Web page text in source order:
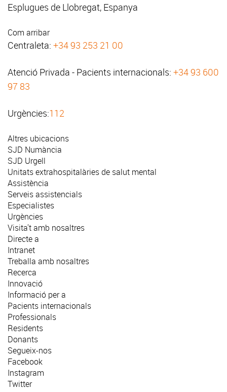
Esplugues de Llobregat, Espanya
Com arribar
Centraleta: +34 93 253 21 00
Atenció Privada - Pacients internacionals: +34 93 600
97 83
Urgències:112
Altres ubicacions
SJD Numància
SJD Urgell
Unitats extrahospitalàries de salut mental
Assistència
Serveis assistencials
Especialistes
Urgències
Visita't amb nosaltres
Directe a
Intranet
Treballa amb nosaltres
Recerca
Innovació
Informació per a
Pacients internacionals
Professionals
Residents
Donants
Segueix-nos
Facebook
Instagram
Twitter